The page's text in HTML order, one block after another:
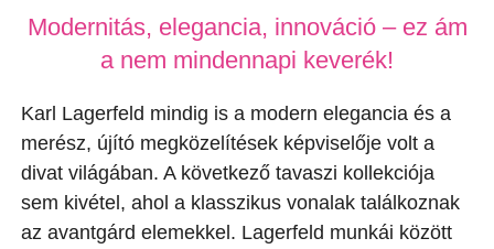
Modernitás, elegancia, innováció – ez ám
a nem mindennapi keverék!
Karl Lagerfeld mindig is a modern elegancia és a
merész, újító megközelítések képviselője volt a
divat világában. A következő tavaszi kollekciója
sem kivétel, ahol a klasszikus vonalak találkoznak
az avantgárd elemekkel. Lagerfeld munkái között